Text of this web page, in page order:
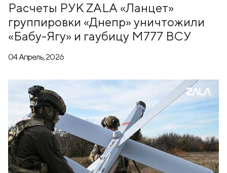
Расчеты РУК ZALA «Ланцет»
группировки «Днепр» уничтожили
«Бабу-Ягу» и гаубицу М777 ВСУ
04 Апрель, 2026